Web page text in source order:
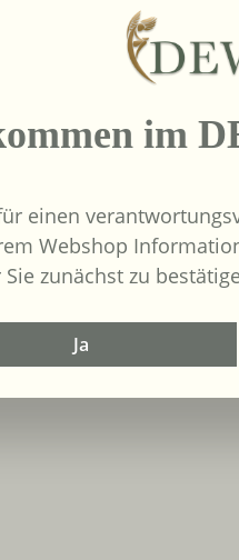
im
einen
Webshop
zunächst zu
Ja